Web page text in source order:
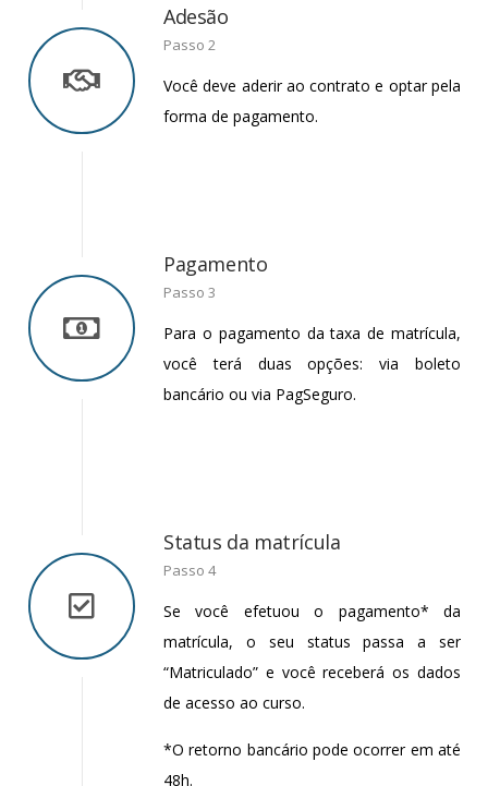
Adesão
Passo 2
Você deve aderir ao contrato e optar pela
forma de pagamento.
Pagamento
Passo 3
Para o pagamento da taxa de matrícula,
você terá duas opções: via boleto
bancário ou via PagSeguro.
Status da matrícula
Passo 4
Se você efetuou o pagamento* da
matrícula, o seu status passa a ser
“Matriculado” e você receberá os dados
de acesso ao curso.
*O retorno bancário pode ocorrer em até
48h.